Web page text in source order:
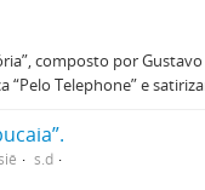
composto por
“Pelo Telephone” e
s.d